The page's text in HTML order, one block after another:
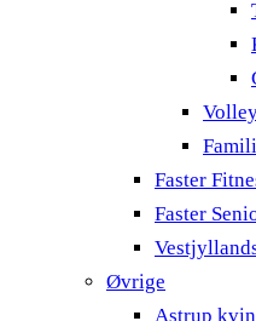
Faster
Faster
Øvrige
Astrup